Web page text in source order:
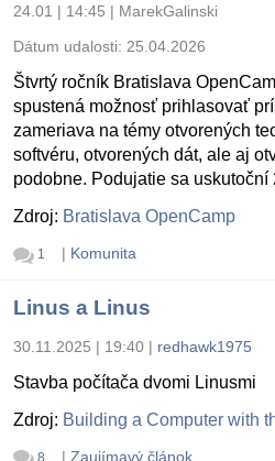
24.01 | 14:45 | MarekGalinski
Dátum udalosti: 25.04.2026
Štvrtý ročník Bratislava
spustená možnosť prihlasovať
zameriava na témy otvorených
softvéru, otvorených dát, ale aj
podobne. Podujatie sa uskutoční
Zdroj: Bratislava OpenCamp
1 | Komunita
Linus a Linus
30.11.2025 | 19:40 | redhawk1975
Stavba počítača dvomi Linusmi
Zdroj: Building a Computer with
8 | Zaujímavý článok